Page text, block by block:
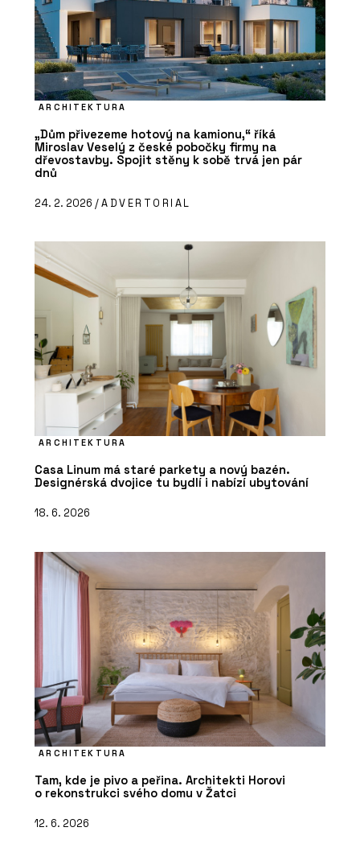
ARCHITEKTURA
„Dům přivezeme hotový na kamionu,“ říká
Miroslav Veselý z české pobočky firmy na
dřevostavby. Spojit stěny k sobě trvá jen pár
dnů
24. 2. 2026 /ADVERTORIAL
ARCHITEKTURA
Casa Linum má staré parkety a nový bazén.
Designérská dvojice tu bydlí i nabízí ubytování
18. 6. 2026
ARCHITEKTURA
Tam, kde je pivo a peřina. Architekti Horovi
o rekonstrukci svého domu v Žatci
12. 6. 2026